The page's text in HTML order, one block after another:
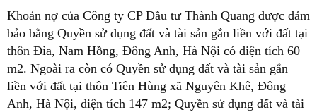
Khoản nợ của Công ty CP Đầu tư Thành Quang được đảm
bảo bằng Quyền sử dụng đất và tài sản gắn liền với đất tại
thôn Đìa, Nam Hồng, Đông Anh, Hà Nội có diện tích 60
m2. Ngoài ra còn có Quyền sử dụng đất và tài sản gắn
liền với đất tại thôn Tiên Hùng xã Nguyên Khê, Đông
Anh, Hà Nội, diện tích 147 m2; Quyền sử dụng đất và tài